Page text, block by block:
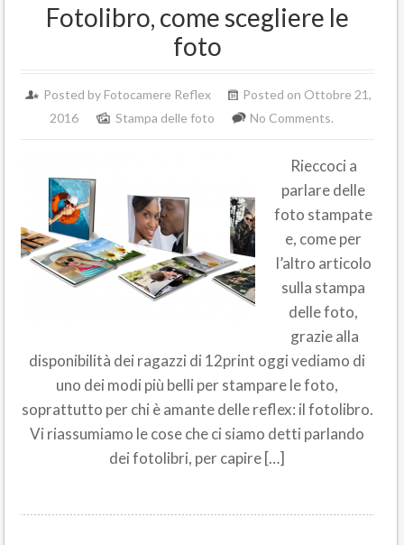
Fotolibro, come scegliere le
foto
Posted by Fotocamere Reflex
Posted on Ottobre 21,
2016
Stampa delle foto No Comments.
Rieccoci a
parlare delle
foto stampate
e, come per
l’altro articolo
sulla stampa
delle foto,
grazie alla
disponibilità dei ragazzi di 12print oggi vediamo di
uno dei modi più belli per stampare le foto,
soprattutto per chi è amante delle reflex: il fotolibro.
Vi riassumiamo le cose che ci siamo detti parlando
dei fotolibri, per capire […]